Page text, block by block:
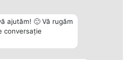
ajutăm! 🙂 Vă rugăm
conversație